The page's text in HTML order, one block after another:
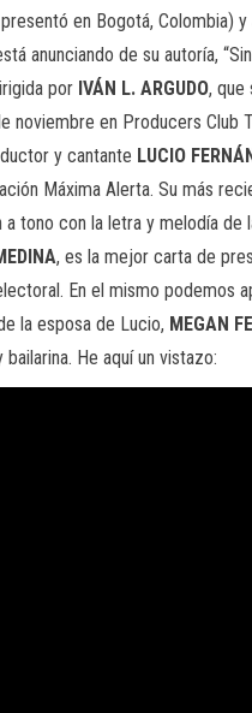
en Bogotá, Colombia) y
anunciando de su autoría,
por IVÁN L. ARGUDO, que
noviembre en Producers Club
y cantante LUCIO
Máxima Alerta. Su más
a tono con la letra y melodía de
, es la mejor carta de
En el mismo podemos
la esposa de Lucio, MEGAN
He aquí un vistazo: